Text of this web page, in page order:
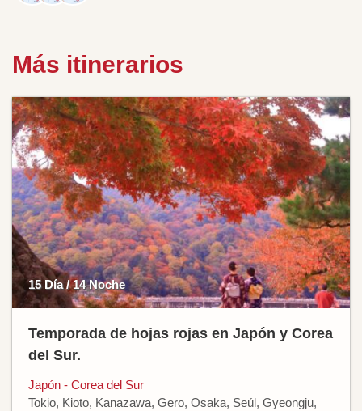
Más itinerarios
15 Día / 14 Noche
Temporada de hojas rojas en Japón y Corea
del Sur.
Japón - Corea del Sur
Tokio, Kioto, Kanazawa, Gero, Osaka, Seúl, Gyeongju,